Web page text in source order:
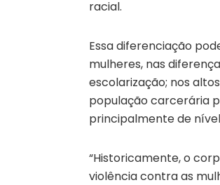
racial.
Essa diferenciação
mulheres, nas
escolarização; nos
população carcerária
principalmente de
“Historicamente, o
violência contra as